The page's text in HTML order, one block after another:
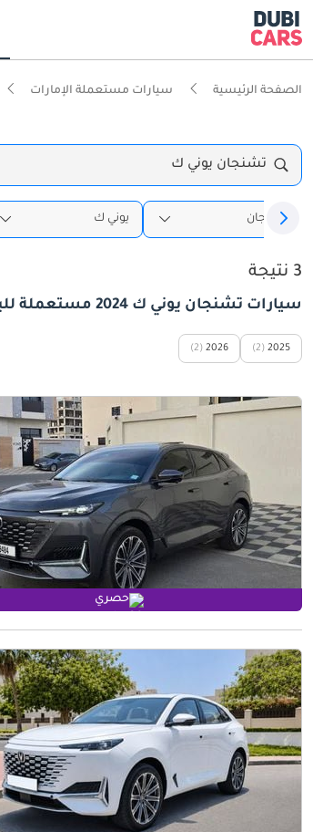
الصفحة الرئيسية سيارات مستعملة الإمارات
تشنجان يوني ك
تشنجان يوني ك
3 نتيجة
سيارات تشنجان يوني ك 2024 مستعملة للبيع في الإمارات
2025
(2)
2026
(2)
حصري